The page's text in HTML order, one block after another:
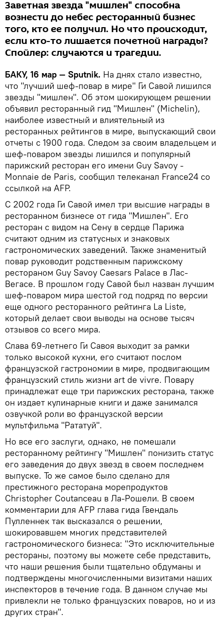
Заветная звезда "мишлен" способна
вознести до небес ресторанный бизнес
того, кто ее получил. Но что происходит,
если кто-то лишается почетной награды?
Спойлер: случаются и трагедии.
БАКУ, 16 мар — Sputnik. На днях стало известно,
что "лучший шеф-повар в мире" Ги Савой лишился
звезды "мишлен". Об этом шокирующем решении
объявил ресторанный гид "Мишлен" (Michelin),
наиболее известный и влиятельный из
ресторанных рейтингов в мире, выпускающий свои
отчеты с 1900 года. Следом за своим владельцем и
шеф-поваром звезды лишился и популярный
парижский ресторан его имени Guy Savoy -
Monnaie de Paris, сообщил телеканал France24 со
ссылкой на AFP.
С 2002 года Ги Савой имел три высшие награды в
ресторанном бизнесе от гида "Мишлен". Его
ресторан с видом на Сену в сердце Парижа
считают одним из статусных и знаковых
гастрономических заведений. Также знаменитый
повар руководит родственным парижскому
рестораном Guy Savoy Caesars Palace в Лас-
Вегасе. В прошлом году Савой был назван лучшим
шеф-поваром мира шестой год подряд по версии
еще одного ресторанного рейтинга La Liste,
который делает свои выводы на основе тысяч
отзывов со всего мира.
Слава 69-летнего Ги Савоя выходит за рамки
только высокой кухни, его считают послом
французской гастрономии в мире, продвигающим
французский стиль жизни art de vivre. Повару
принадлежат еще три парижских ресторана, также
он издает кулинарные книги и даже занимался
озвучкой роли во французской версии
мультфильма "Рататуй".
Но все его заслуги, однако, не помешали
ресторанному рейтингу "Мишлен" понизить статус
его заведения до двух звезд в своем последнем
выпуске. То же самое было сделано для
престижного ресторана морепродуктов
Christopher Coutanceau в Ла-Рошели. В своем
комментарии для AFP глава гида Гвендаль
Пулленнек так высказался о решении,
шокировавшем многих представителей
гастрономического бизнеса: "Это исключительные
рестораны, поэтому вы можете себе представить,
что наши решения были тщательно обдуманы и
подтверждены многочисленными визитами наших
инспекторов в течение года. В данном случае мы
привлекли не только французских поваров, но и из
других стран".